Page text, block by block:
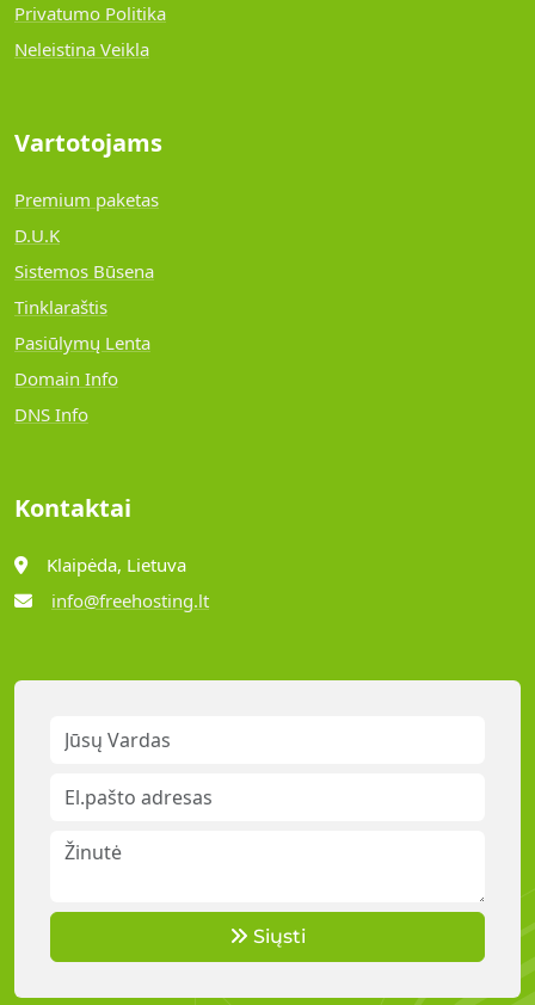
Privatumo Politika
Neleistina Veikla
Vartotojams
Premium paketas
D.U.K
Sistemos Būsena
Tinklaraštis
Pasiūlymų Lenta
Domain Info
DNS Info
Kontaktai
Klaipėda, Lietuva
info@freehosting.lt
Siųsti